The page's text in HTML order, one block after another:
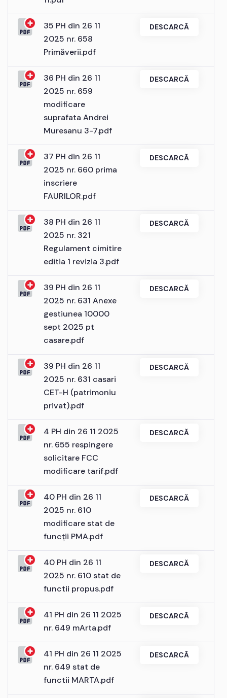
35 PH din 26 11
2025 nr. 658
Primăverii.pdf
DESCARCĂ
36 PH din 26 11
2025 nr. 659
modificare
suprafata Andrei
Muresanu 3-7.pdf
DESCARCĂ
37 PH din 26 11
2025 nr. 660 prima
inscriere
FAURILOR.pdf
DESCARCĂ
38 PH din 26 11
2025 nr. 321
Regulament cimitire
editia 1 revizia 3.pdf
DESCARCĂ
39 PH din 26 11
2025 nr. 631 Anexe
gestiunea 10000
sept 2025 pt
casare.pdf
DESCARCĂ
39 PH din 26 11
2025 nr. 631 casari
CET-H (patrimoniu
privat).pdf
DESCARCĂ
4 PH din 26 11 2025
nr. 655 respingere
solicitare FCC
modificare tarif.pdf
DESCARCĂ
40 PH din 26 11
2025 nr. 610
modificare stat de
funcții PMA.pdf
DESCARCĂ
40 PH din 26 11
2025 nr. 610 stat de
functii propus.pdf
DESCARCĂ
41 PH din 26 11 2025
nr. 649 mArta.pdf
DESCARCĂ
41 PH din 26 11 2025
nr. 649 stat de
functii MARTA.pdf
DESCARCĂ